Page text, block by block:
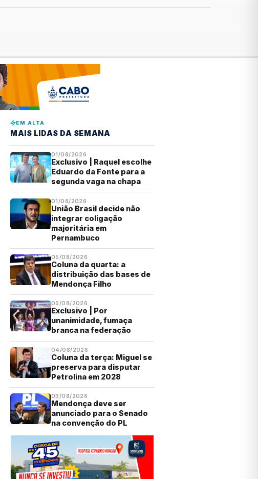
EM ALTA
MAIS LIDAS DA SEMANA
01/08/2026
Exclusivo | Raquel escolhe
Eduardo da Fonte para a
segunda vaga na chapa
01/08/2026
União Brasil decide não
integrar coligação
majoritária em
Pernambuco
05/08/2026
Coluna da quarta: a
distribuição das bases de
Mendonça Filho
05/08/2026
Exclusivo | Por
unanimidade, fumaça
branca na federação
04/08/2026
Coluna da terça: Miguel se
preserva para disputar
Petrolina em 2028
03/08/2026
Mendonça deve ser
anunciado para o Senado
na convenção do PL